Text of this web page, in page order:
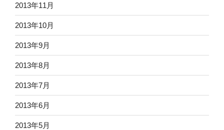
2013年11月
2013年10月
2013年9月
2013年8月
2013年7月
2013年6月
2013年5月